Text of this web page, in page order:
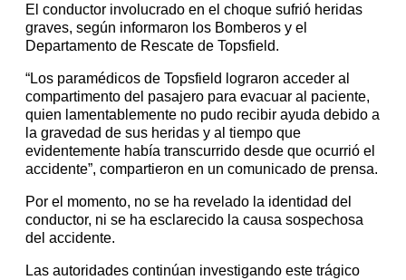
El conductor involucrado en el choque sufrió heridas
graves, según informaron los Bomberos y el
Departamento de Rescate de Topsfield.
“Los paramédicos de Topsfield lograron acceder al
compartimento del pasajero para evacuar al paciente,
quien lamentablemente no pudo recibir ayuda debido a
la gravedad de sus heridas y al tiempo que
evidentemente había transcurrido desde que ocurrió el
accidente”, compartieron en un comunicado de prensa.
Por el momento, no se ha revelado la identidad del
conductor, ni se ha esclarecido la causa sospechosa
del accidente.
Las autoridades continúan investigando este trágico